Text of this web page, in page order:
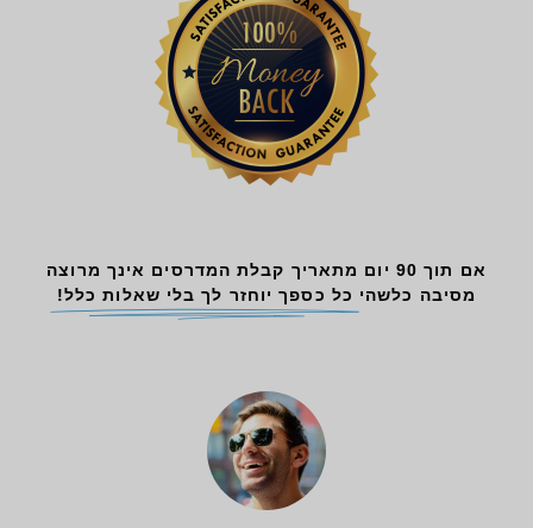
אם תוך 90 יום מתאריך קבלת המדרסים אינך מרוצה
מסיבה כלשהי כל כספך יוחזר לך בלי שאלות כלל!